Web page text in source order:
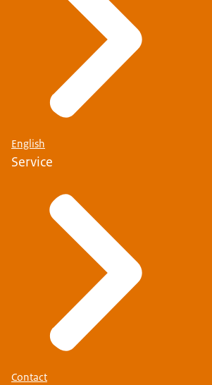
English
Service
Contact